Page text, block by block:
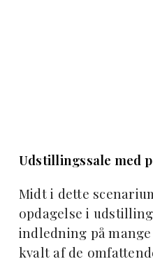
Udstillingssale med
Midt i dette
opdagelse i
indledning på
kvalt af de